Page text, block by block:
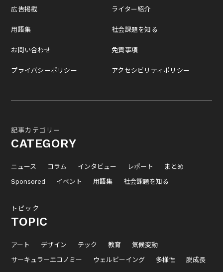
広告掲載
用語集
お問い合わせ
プライバシーポリシー
ライター紹介
社会課題を知る
免責事項
アクセシビリティポリシー
記事カテゴリー
CATEGORY
ニュース コラム インタビュー レポート
まとめ
Sponsored
イベント 用語集 社会課題を知る
トピック
TOPIC
アート デザイン テック 教育
気候変動
サーキュラーエコノミー
ウェルビーイング 多様性 脱成長